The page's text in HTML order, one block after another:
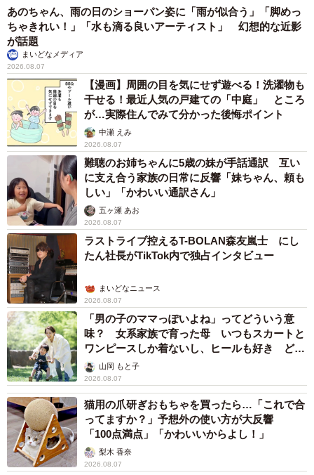
あのちゃん、雨の日のショーパン姿に「雨が似合う」「脚めっ
ちゃきれい！」「水も滴る良いアーティスト」 幻想的な近影
が話題
まいどなメディア
2026.08.07
【漫画】周囲の目を気にせず遊べる！洗濯物も
干せる！最近人気の戸建ての「中庭」 ところ
が…実際住んでみて分かった後悔ポイント
中瀬 えみ
2026.08.07
難聴のお姉ちゃんに5歳の妹が手話通訳 互い
に支え合う家族の日常に反響「妹ちゃん、頼も
しい」「かわいい通訳さん」
五ヶ瀬 あお
2026.08.07
ラストライブ控えるT-BOLAN森友嵐士 にし
たん社長がTikTok内で独占インタビュー
まいどなニュース
2026.08.07
「男の子のママっぽいよね」ってどういう意
味？ 女系家族で育った母 いつもスカートと
ワンピースしか着ないし、ヒールも好き どの
へんが…
山岡 もと子
2026.08.07
猫用の爪研ぎおもちゃを買ったら…「これで合
ってますか？」予想外の使い方が大反響
「100点満点」「かわいいからよし！」
梨木 香奈
2026.08.07